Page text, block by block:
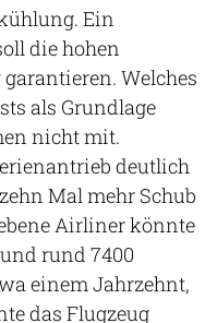
Ein
die hohen
Welches
als Grundlage
nicht mit.
deutlich
Mal mehr Schub
Airliner könnte
rund 7400
einem Jahrzehnt,
das Flugzeug